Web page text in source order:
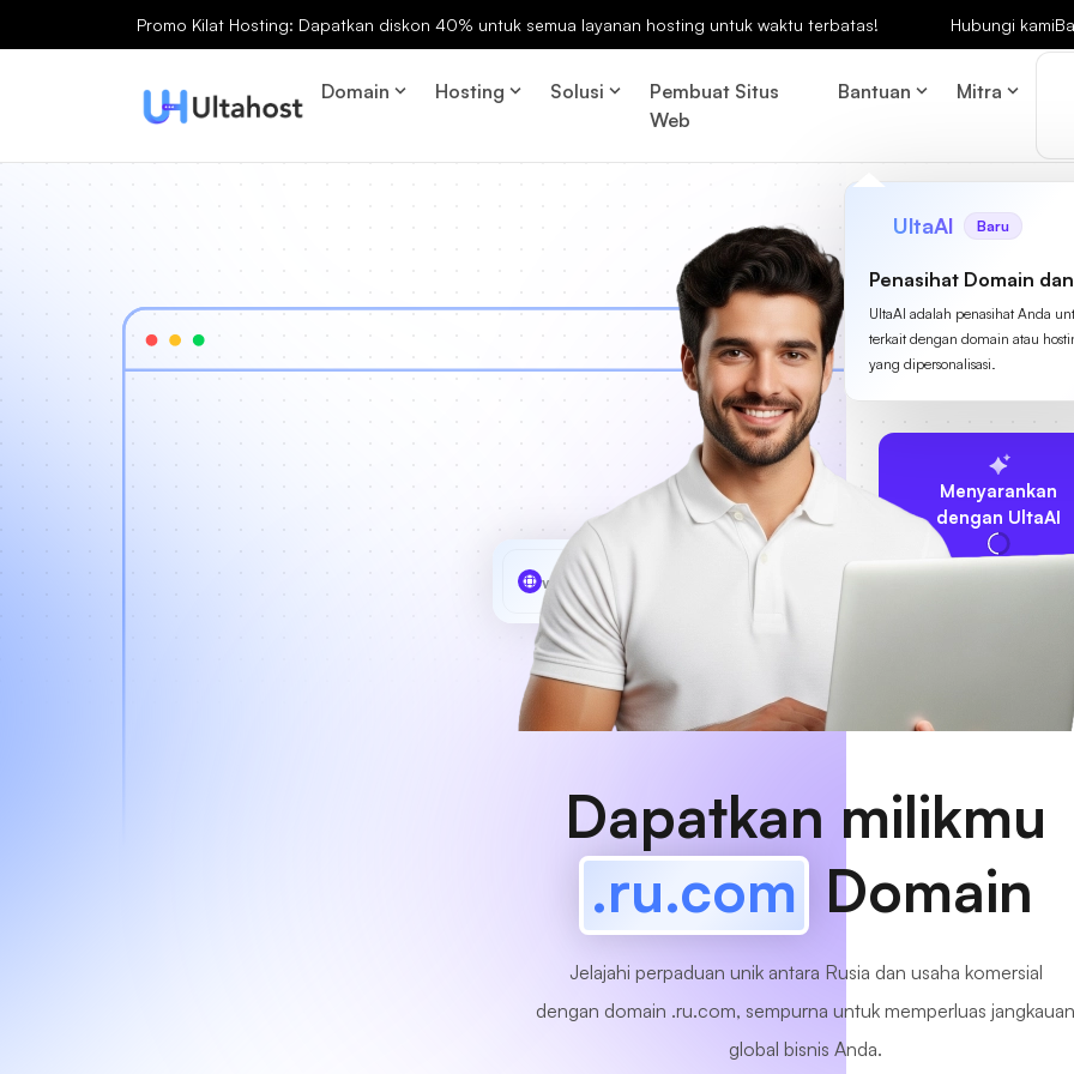
Promo Kilat Hosting: Dapatkan diskon 40% untuk semua layanan hosting untuk waktu terbatas! Hubungi kami
Domain Hosting Solusi
Pembuat Situs
Web
Bantuan Mitra
UltaAI Baru
Penasihat Domain
UltaAI adalah penasihat Anda
terkait dengan domain atau
yang dipersonalisasi.
Menyarankan
dengan UltaAI
www MyCafe
Dapatkan milikmu
.ru.com Domain
Jelajahi perpaduan unik antara Rusia dan usaha komersial
dengan domain .ru.com, sempurna untuk memperluas jangkauan
global bisnis Anda.